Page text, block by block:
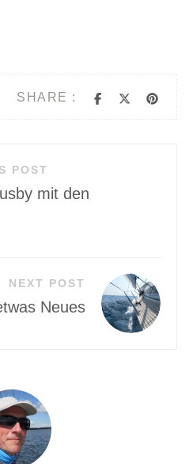
SHARE :
POST
mit den
NEXT POST
Neues